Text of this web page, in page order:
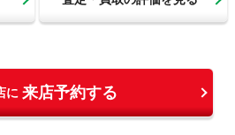
に 来店予約する